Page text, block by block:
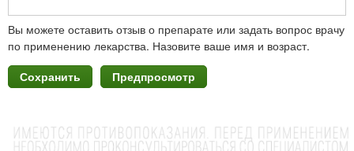
Вы можете оставить отзыв о препарате или задать вопрос врачу
по применению лекарства. Назовите ваше имя и возраст.